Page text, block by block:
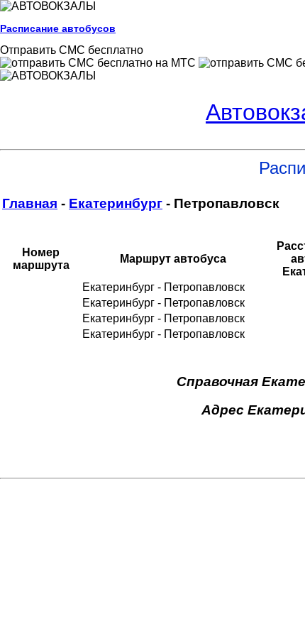
Расписание автобусов
Отправить СМС бесплатно
Главная - Екатеринбург - Петропавловск
Номер
маршрута
Маршрут автобуса
Екатеринбург - Петропавловск
Екатеринбург - Петропавловск
Екатеринбург - Петропавловск
Екатеринбург - Петропавловск
Справочная
Адрес